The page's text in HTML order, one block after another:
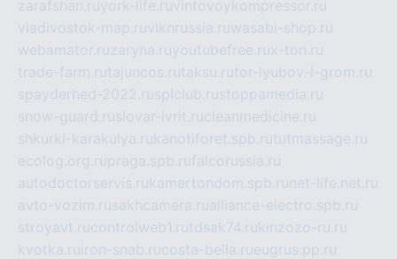
zarafshan.ruyork-life.ruvintovoykompressor.ru
vladivostok-map.ruvlknrussia.ruwasabi-shop.ru
webamator.ruzaryna.ruyoutubefree.rux-ton.ru
trade-farm.rutajuncos.rutaksu.rutor-lyubov-i-grom.ru
spayderhed-2022.rusplclub.rustoppamedia.ru
snow-guard.ruslovar-ivrit.rucleanmedicine.ru
shkurki-karakulya.rukanotiforet.spb.rututmassage.ru
ecolog.org.rupraga.spb.rufalcorussia.ru
autodoctorservis.rukamertondom.spb.ru net-life.net.ru
avto-vozim.rusakhcamera.rualliance-electro.spb.ru
stroyavt.rucontrolweb1.rutdsak74.rukinzozo-ru.ru
kvotka.ru iron-snab.rucosta-bella.rueugrus.pp.ru